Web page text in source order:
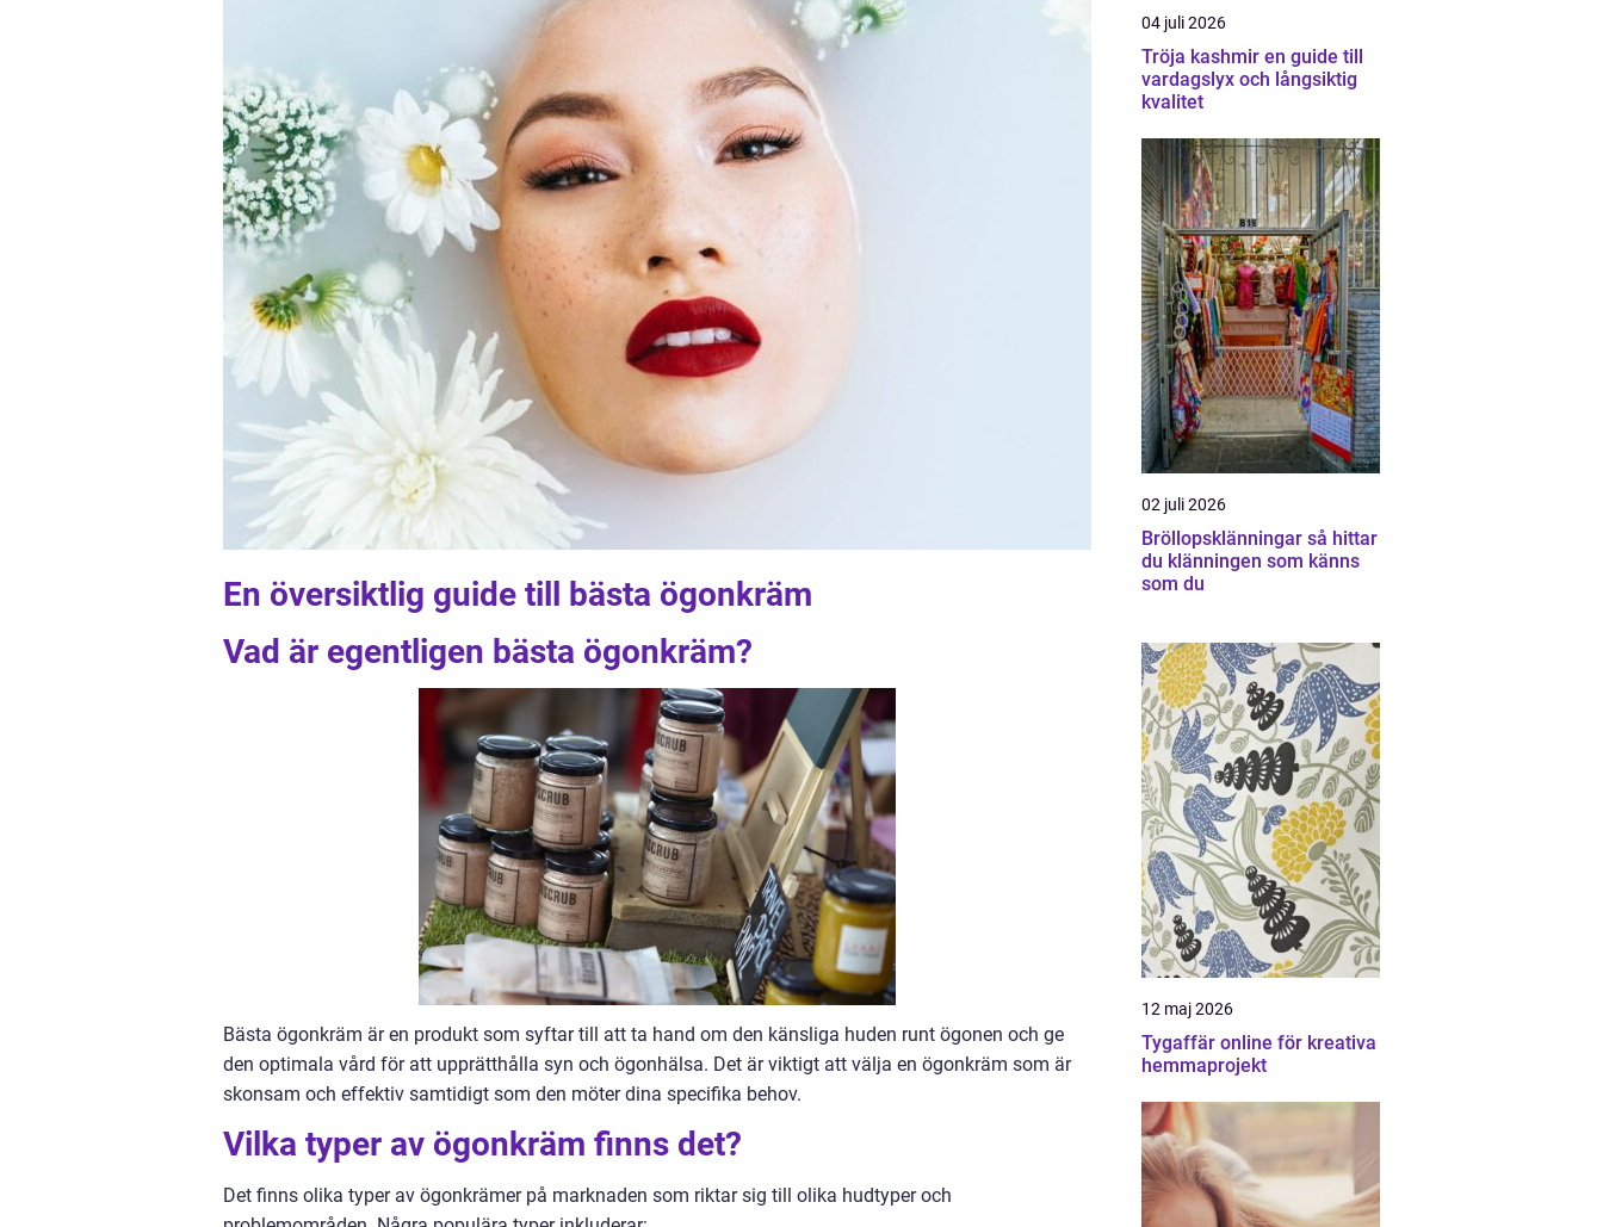
En översiktlig guide till bästa ögonkräm
Vad är egentligen bästa ögonkräm?
Bästa ögonkräm är en produkt som syftar till att ta hand om den känsliga huden runt ögonen och ge
den optimala vård för att upprätthålla syn och ögonhälsa. Det är viktigt att välja en ögonkräm som är
skonsam och effektiv samtidigt som den möter dina specifika behov.
Vilka typer av ögonkräm finns det?
Det finns olika typer av ögonkrämer på marknaden som riktar sig till olika hudtyper och
04 juli 2026
Tröja kashmir en guide till
vardagslyx och långsiktig
kvalitet
02 juli 2026
Bröllopsklänningar så hittar
du klänningen som känns
som du
12 maj 2026
Tygaffär online för kreativa
hemmaprojekt